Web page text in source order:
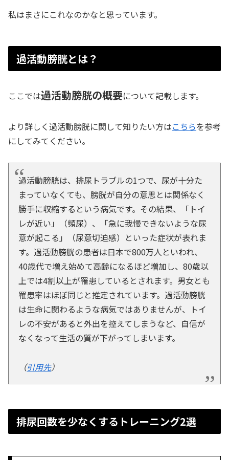
私はまさにこれなのかなと思っています。
過活動膀胱とは？
ここでは過活動膀胱の概要について記載します。
より詳しく過活動膀胱に関して知りたい方はこちらを参考
にしてみてください。
過活動膀胱は、排尿トラブルの1つで、尿が十分た
まっていなくても、膀胱が自分の意思とは関係なく
勝手に収縮するという病気です。その結果、「トイ
レが近い」（頻尿）、「急に我慢できないような尿
意が起こる」（尿意切迫感）といった症状が表れま
す。過活動膀胱の患者は日本で800万人といわれ、
40歳代で増え始めて高齢になるほど増加し、80歳以
上では4割以上が罹患しているとされます。男女とも
罹患率はほぼ同じと推定されています。過活動膀胱
は生命に関わるような病気ではありませんが、トイ
レの不安があると外出を控えてしまうなど、自信が
なくなって生活の質が下がってしまいます。
（引用先）
排尿回数を少なくするトレーニング2選